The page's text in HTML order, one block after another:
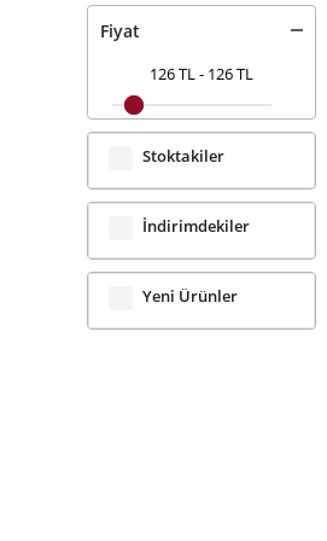
Fiyat
126 TL- 126 TL
Stoktakiler
İndirimdekiler
Yeni Ürünler